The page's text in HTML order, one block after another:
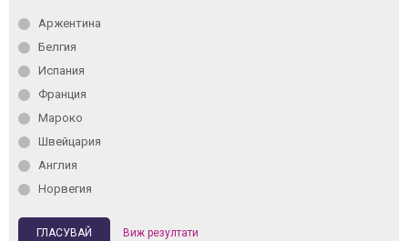
Аржентина
Белгия
Испания
Франция
Мароко
Швейцария
Англия
Норвегия
Виж резултати